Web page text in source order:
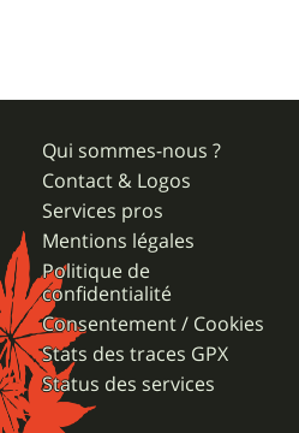
Qui sommes-nous ?
Contact & Logos
Services pros
Mentions légales
Politique de
confidentialité
Consentement / Cookies
Stats des traces GPX
Status des services